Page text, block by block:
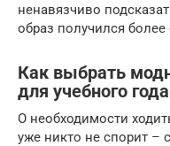
ненавязчиво
образ получился
Как выбрать
для учебного
О необходимости
уже никто не спорит –